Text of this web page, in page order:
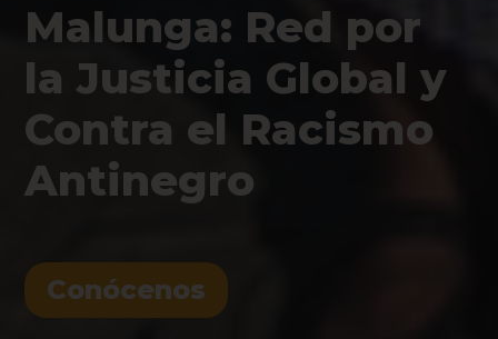
Malunga: Red por
la Justicia Global y
Contra el Racismo
Antinegro
Conócenos